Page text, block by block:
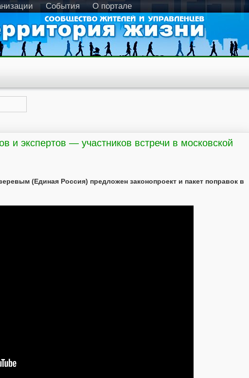
События О портале
и экспертов — участников встречи в московской
(Единая Россия) предложен законопроект и пакет поправок в